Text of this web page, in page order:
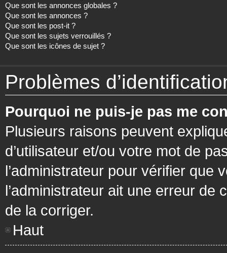
Que sont les annonces globales ?
Que sont les annonces ?
Que sont les post-it ?
Que sont les sujets verrouillés ?
Que sont les icônes de sujet ?
Problèmes
Pourquoi ne puis-je pas me
Plusieurs raisons peuvent
d’utilisateur et/ou votre mot de
l’administrateur pour vérifier que
l’administrateur ait une erreur de
de la corriger.
Haut